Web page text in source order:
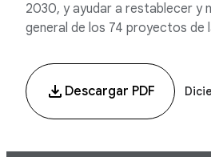
2030, y ayudar a restablecer y
general de los 74 proyectos de
Descargar PDF